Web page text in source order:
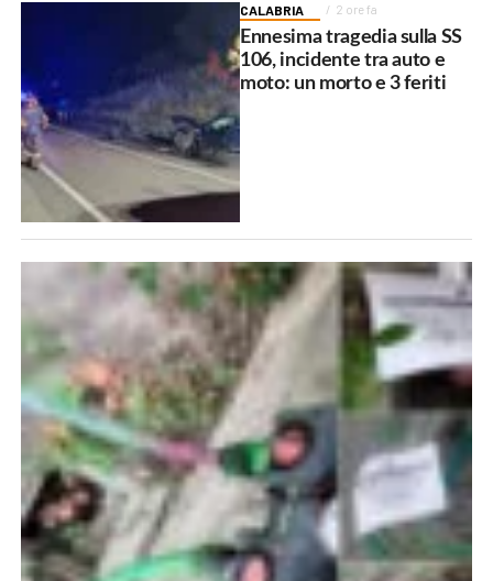
CALABRIA 2 ore fa
Ennesima tragedia sulla SS
106, incidente tra auto e
moto: un morto e 3 feriti